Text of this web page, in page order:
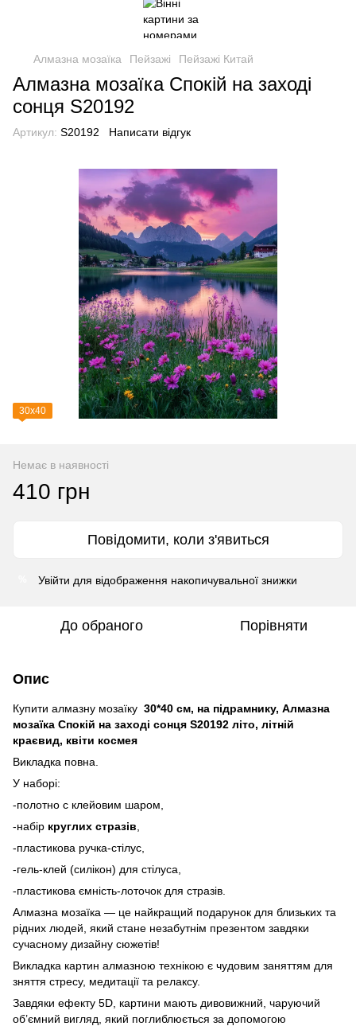
Алмазна мозаїка Пейзажі Пейзажі Китай
Алмазна мозаїка Спокій на заході
сонця S20192
Артикул: S20192 Написати відгук
30х40
Немає в наявності
410 грн
Повідомити, коли з'явиться
Увійти для відображення накопичувальної знижки
До обраного Порівняти
Опис
Купити алмазну мозаїку 30*40 см, на підрамнику, Алмазна
мозаїка Спокій на заході сонця S20192 літо, літній
краєвид, квіти космея
Викладка повна.
У наборі:
-полотно с клейовим шаром,
-набір круглих стразів
-пластикова ручка-стілус,
-гель-клей (силікон) для стілуса,
-пластикова ємність-лоточок для стразів.
Алмазна мозаїка — це найкращий подарунок для близьких та
рідних людей, який стане незабутнім презентом завдяки
сучасному дизайну сюжетів!
Викладка картин алмазною технікою є чудовим заняттям для
зняття стресу, медитації та релаксу.
Завдяки ефекту 5D, картини мають дивовижний, чаруючий
об’ємний вигляд, який поглиблюється за допомогою